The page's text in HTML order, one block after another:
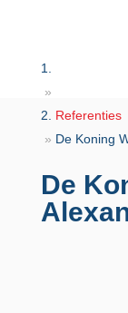
»
Referenties
» De Koning
De